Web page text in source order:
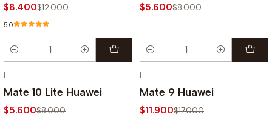
$8.400$12.000
5.0
Cantidad
$5.600$8.000
Cantidad
|
Mate 10 Lite Huawei
$5.600$8.000
|
Mate 9 Huawei
$11.900$17.000